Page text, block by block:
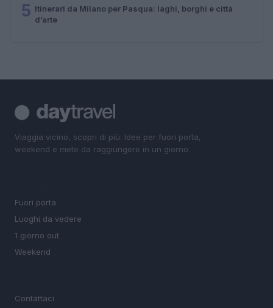
5 Itinerari da Milano per Pasqua: laghi, borghi e città
d’arte
Viaggia vicino, scopri di più. Idee per fuori porta,
weekend e mete da raggiungere in un giorno.
Fuori porta
Luoghi da vedere
1 giorno out
Weekend
Contattaci